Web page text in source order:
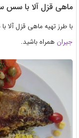
ماهی قزل آلا با سس
با طرز تهیه ماهی قزل
جیران همراه باشید.